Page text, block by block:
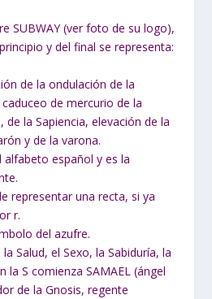
SUBWAY (ver foto de su logo),
y del final se representa:
de la ondulación de la
de mercurio de la
de la Sapiencia, elevación de la
y de la varona.
alfabeto español y es la
representar una recta, si ya
r.
del azufre.
Salud, el Sexo, la Sabiduría, la
la S comienza SAMAEL (ángel
de la Gnosis, regente